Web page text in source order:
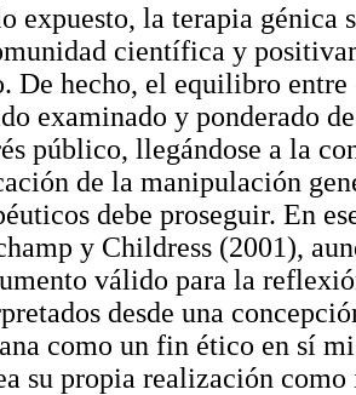
expuesto, la terapia génica
científica y
De hecho, el equilibro
examinado y ponderado
público, llegándose a la
de la manipulación
debe proseguir. En
y Childress (2001),
válido para la
desde una
como un fin ético en sí
su propia realización